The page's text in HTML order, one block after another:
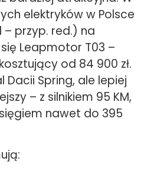
elektryków w Polsce
przyp. red.) na
Leapmotor T03 –
od 84 900 zł.
Spring, ale lepiej
– z silnikiem 95 KM,
nawet do 395